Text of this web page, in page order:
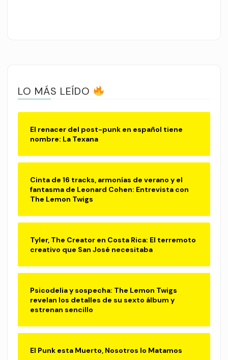
LO MÁS LEÍDO
El renacer del post-punk en español tiene
nombre: La Texana
Cinta de 16 tracks, armonías de verano y el
fantasma de Leonard Cohen: Entrevista con
The Lemon Twigs
Tyler, The Creator en Costa Rica: El terremoto
creativo que San José necesitaba
Psicodelia y sospecha: The Lemon Twigs
revelan los detalles de su sexto álbum y
estrenan sencillo
El Punk esta Muerto, Nosotros lo Matamos